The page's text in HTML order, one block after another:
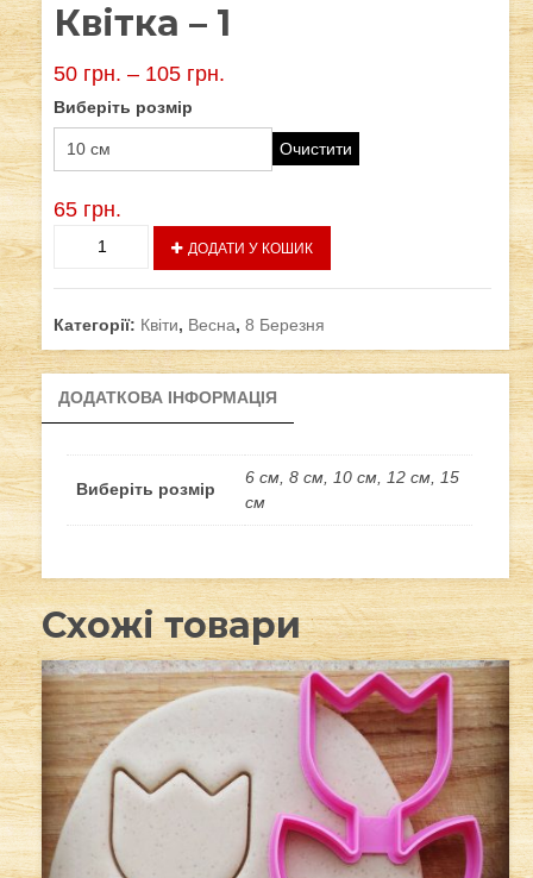
Квітка – 1
50 грн. – 105 грн.
Виберіть розмір
Очистити
65 грн.
1
ДОДАТИ У КОШИК
Категорії: Квіти, Весна, 8 Березня
ДОДАТКОВА ІНФОРМАЦІЯ
Виберіть розмір
6 см, 8 см, 10 см, 12 см, 15
см
Схожі товари